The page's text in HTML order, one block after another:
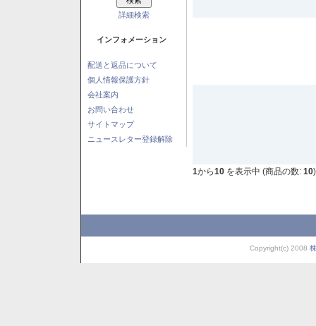
詳細検索
インフォメーション
配送と返品について
個人情報保護方針
会社案内
お問い合わせ
サイトマップ
ニュースレター登録解除
1から10 を表示中 (商品の数: 10)
Copyright(c) 2008